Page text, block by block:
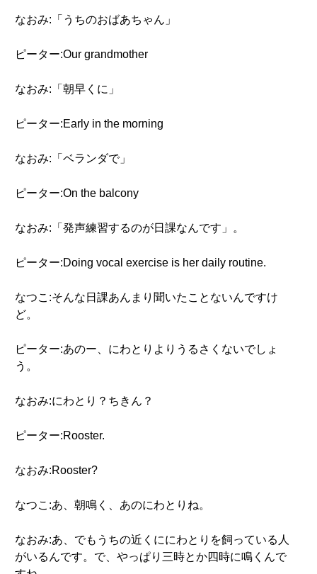
なおみ:「うちのおばあちゃん」
ピーター:Our grandmother
なおみ:「朝早くに」
ピーター:Early in the morning
なおみ:「ベランダで」
ピーター:On the balcony
なおみ:「発声練習するのが日課なんです」。
ピーター:Doing vocal exercise is her daily routine.
なつこ:そんな日課あんまり聞いたことないんですけ
ど。
ピーター:あのー、にわとりよりうるさくないでしょ
う。
なおみ:にわとり？ちきん？
ピーター:Rooster.
なおみ:Rooster?
なつこ:あ、朝鳴く、あのにわとりね。
なおみ:あ、でもうちの近くににわとりを飼っている人
がいるんです。で、やっぱり三時とか四時に鳴くんで